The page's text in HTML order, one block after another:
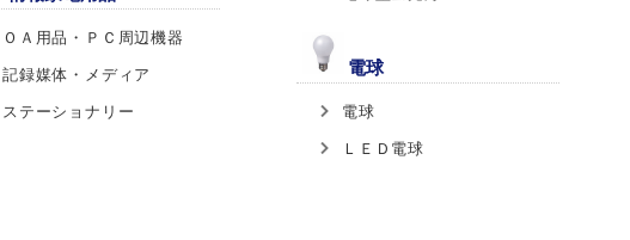
ＯＡ用品・ＰＣ周辺機器
記録媒体・メディア
ステーショナリー
電球
電球
ＬＥＤ電球